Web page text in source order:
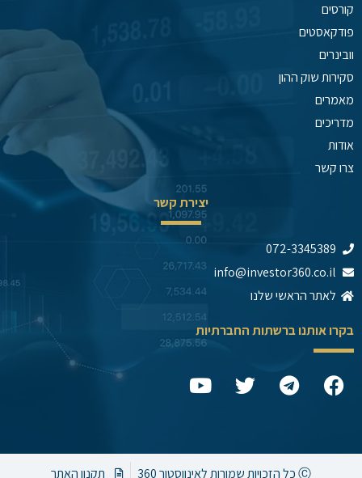
קורסים
פודקאסטים
וובינרים
סקירות שוק ההון
מאמרים
מדריכים
אודות
צרו קשר
יצירת קשר
072-3345389
info@investor360.co.il
לאתר הראשי שלנו
בקרו אותנו ברשתות החברתיות
F
a
b
T
e
g
T
w
t
Y
o
u
Ⓒ כל הזכויות שמורות לאינווסטור 360 תקנון האתר